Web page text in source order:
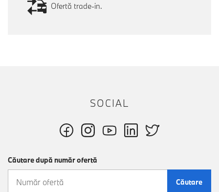
Ofertă trade-in.
SOCIAL
Căutare după număr ofertă
Căutare